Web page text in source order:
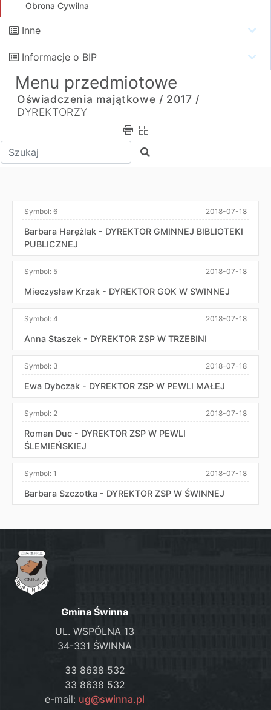
Obrona Cywilna
Inne
Informacje o BIP
Menu przedmiotowe
Oświadczenia majątkowe / 2017 /
DYREKTORZY
Wpisz tekst do wyszukania Szukaj
Symbol: 6 2018-07-18
Barbara Harężlak - DYREKTOR GMINNEJ BIBLIOTEKI
PUBLICZNEJ
Symbol: 5 2018-07-18
Mieczysław Krzak - DYREKTOR GOK W SWINNEJ
Symbol: 4 2018-07-18
Anna Staszek - DYREKTOR ZSP W TRZEBINI
Symbol: 3 2018-07-18
Ewa Dybczak - DYREKTOR ZSP W PEWLI MAŁEJ
Symbol: 2 2018-07-18
Roman Duc - DYREKTOR ZSP W PEWLI
ŚLEMIEŃSKIEJ
Symbol: 1 2018-07-18
Barbara Szczotka - DYREKTOR ZSP W ŚWINNEJ
Gmina Świnna
UL. WSPÓLNA 13
34-331 ŚWINNA
33 8638 532
33 8638 532
e-mail: ug@swinna.pl